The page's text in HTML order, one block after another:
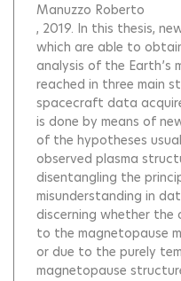
Manuzzo Roberto
, 2019. In this thesis,
which are able to
analysis of the Earth’s
reached in three main
spacecraft data
is done by means of
of the hypotheses
observed plasma
disentangling the
misunderstanding in
discerning whether the
to the magnetopause
or due to the purely
magnetopause